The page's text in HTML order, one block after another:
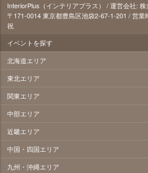
InteriorPlus（インテリアプラス） / 運営会社:
〒171‐0014 東京都豊島区池袋2-67-1-201 / 営
祝
イベントを探す
北海道エリア
東北エリア
関東エリア
中部エリア
近畿エリア
中国・四国エリア
九州・沖縄エリア